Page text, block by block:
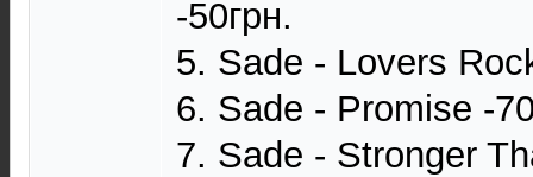
-50грн.
5. Sade - Lovers
6. Sade - Promise -
7. Sade - Stronger